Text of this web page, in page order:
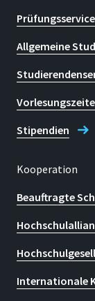
per E-
Termin.
E-mail
Prüfungsservice
Allgemeine
Stipendien
Kooperation
Beauftragte
Internationale